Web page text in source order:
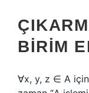
BIRIM
∀x, y, z ∈ A